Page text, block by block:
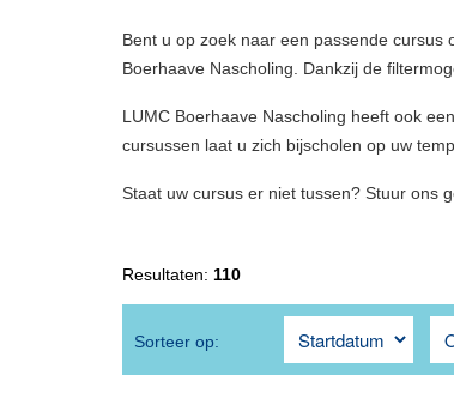
Bent u op zoek naar een passende
Boerhaave Nascholing. Dankzij de
LUMC Boerhaave Nascholing heeft ook
cursussen laat u zich bijscholen op uw
Staat uw cursus er niet tussen? Stuur ons
Resultaten: 110
Sorteer op: